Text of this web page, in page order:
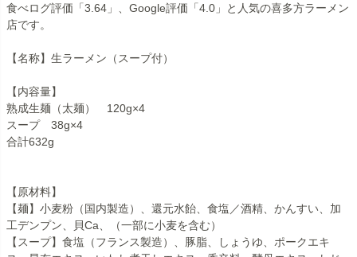
食べログ評価「3.64」、Google評価「4.0」と人気の喜多方ラーメン
店です。
【名称】生ラーメン（スープ付）
【内容量】
熟成生麺（太麺） 120g×4
スープ 38g×4
合計632g
【原材料】
【麺】小麦粉（国内製造）、還元水飴、食塩／酒精、かんすい、加
工デンプン、貝Ca、（一部に小麦を含む）
【スープ】食塩（フランス製造）、豚脂、しょうゆ、ポークエキ